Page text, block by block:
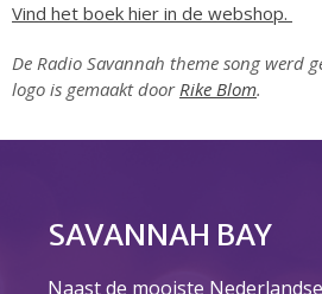
juli
mei
Vind het boek hier in de webshop.
De Radio Savannah theme song werd
logo is gemaakt doorRike Blom.
SAVANNAH BAY
Naast de mooiste